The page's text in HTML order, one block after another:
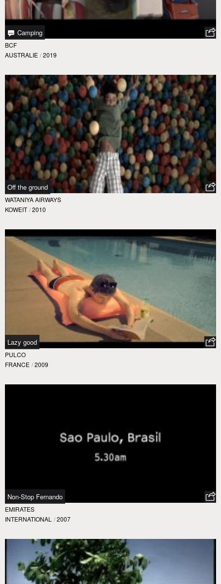
Camping
BCF
AUSTRALIE / 2019
Off the ground
WATANIYA AIRWAYS
KOWEIT / 2010
Lazy good
PULCO
FRANCE / 2009
Non-Stop Fernando
EMIRATES
INTERNATIONAL / 2007